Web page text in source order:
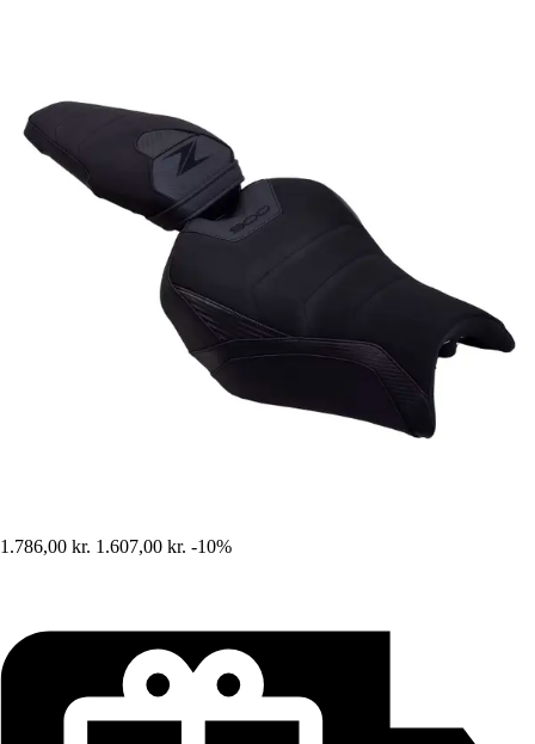
1.786,00 kr. 1.607,00 kr. -10%